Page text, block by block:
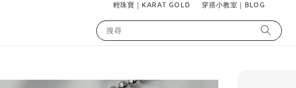
搜尋
輕珠寶｜KARAT GOLD 穿搭小教室｜BLOG